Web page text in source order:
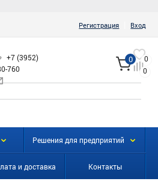
Регистрация Вход
+7 (3952)
760
0
0
0
Решения для предприятий
и доставка Контакты